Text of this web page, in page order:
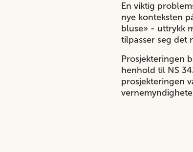
En viktig
nye konteksten
bluse» - uttrykk
tilpasser seg det
Prosjekteringen
henhold til NS
prosjekteringen